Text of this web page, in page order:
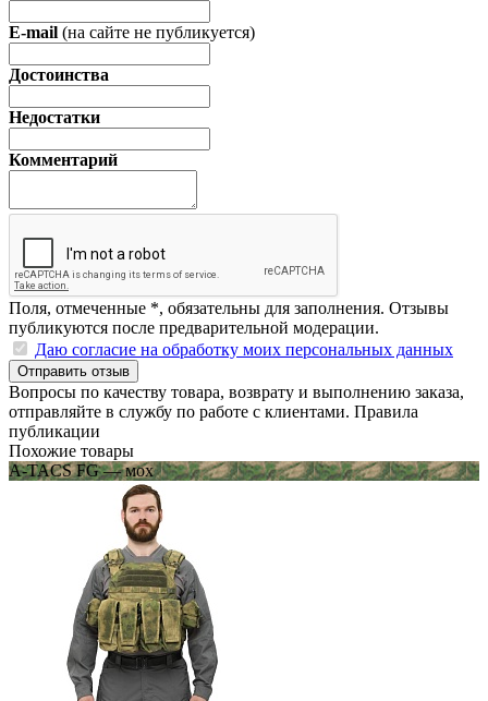
E-mail (на сайте не публикуется)
Достоинства
Недостатки
Комментарий
Поля, отмеченные *, обязательны для заполнения. Отзывы
публикуются после предварительной модерации.
Даю согласие на обработку моих персональных данных
Отправить отзыв
Вопросы по качеству товара, возврату и выполнению заказа,
отправляйте в службу по работе с клиентами. Правила
публикации
Похожие товары
A-TACS FG — мох